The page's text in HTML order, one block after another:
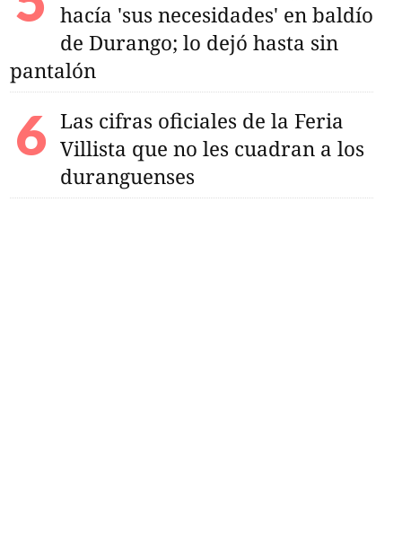
hacía 'sus necesidades' en baldío
de Durango; lo dejó hasta sin
pantalón
Las cifras oficiales de la Feria
Villista que no les cuadran a los
duranguenses